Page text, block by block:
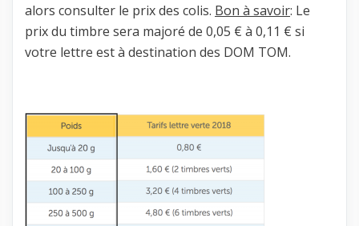
alors consulter le prix des colis. Bon à savoir: Le
prix du timbre sera majoré de 0,05 € à 0,11 € si
votre lettre est à destination des DOM TOM.